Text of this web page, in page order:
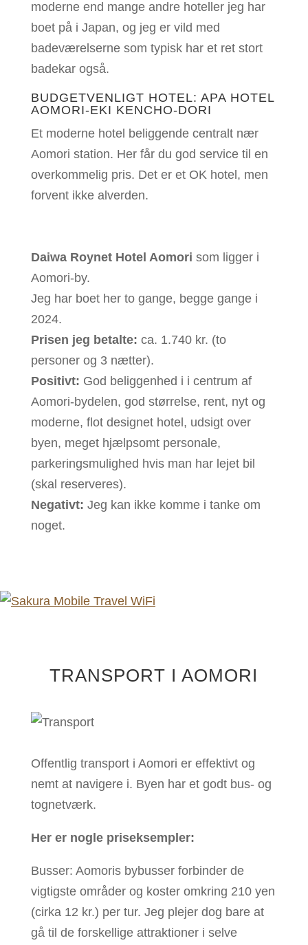
moderne end mange andre hoteller jeg har
boet på i Japan, og jeg er vild med
badeværelserne som typisk har et ret stort
badekar også.
BUDGETVENLIGT HOTEL: APA HOTEL
AOMORI-EKI KENCHO-DORI
Et moderne hotel beliggende centralt nær
Aomori station. Her får du god service til en
overkommelig pris. Det er et OK hotel, men
forvent ikke alverden.
Daiwa Roynet Hotel Aomori som ligger i
Aomori-by.
Jeg har boet her to gange, begge gange i
2024.
Prisen jeg betalte: ca. 1.740 kr. (to
personer og 3 nætter).
Positivt: God beliggenhed i i centrum af
Aomori-bydelen, god størrelse, rent, nyt og
moderne, flot designet hotel, udsigt over
byen, meget hjælpsomt personale,
parkeringsmulighed hvis man har lejet bil
(skal reserveres).
Negativt: Jeg kan ikke komme i tanke om
noget.
TRANSPORT I AOMORI
Offentlig transport i Aomori er effektivt og
nemt at navigere i. Byen har et godt bus- og
tognetværk.
Her er nogle priseksempler:
Busser: Aomoris bybusser forbinder de
vigtigste områder og koster omkring 210 yen
(cirka 12 kr.) per tur. Jeg plejer dog bare at
gå til de forskellige attraktioner i selve